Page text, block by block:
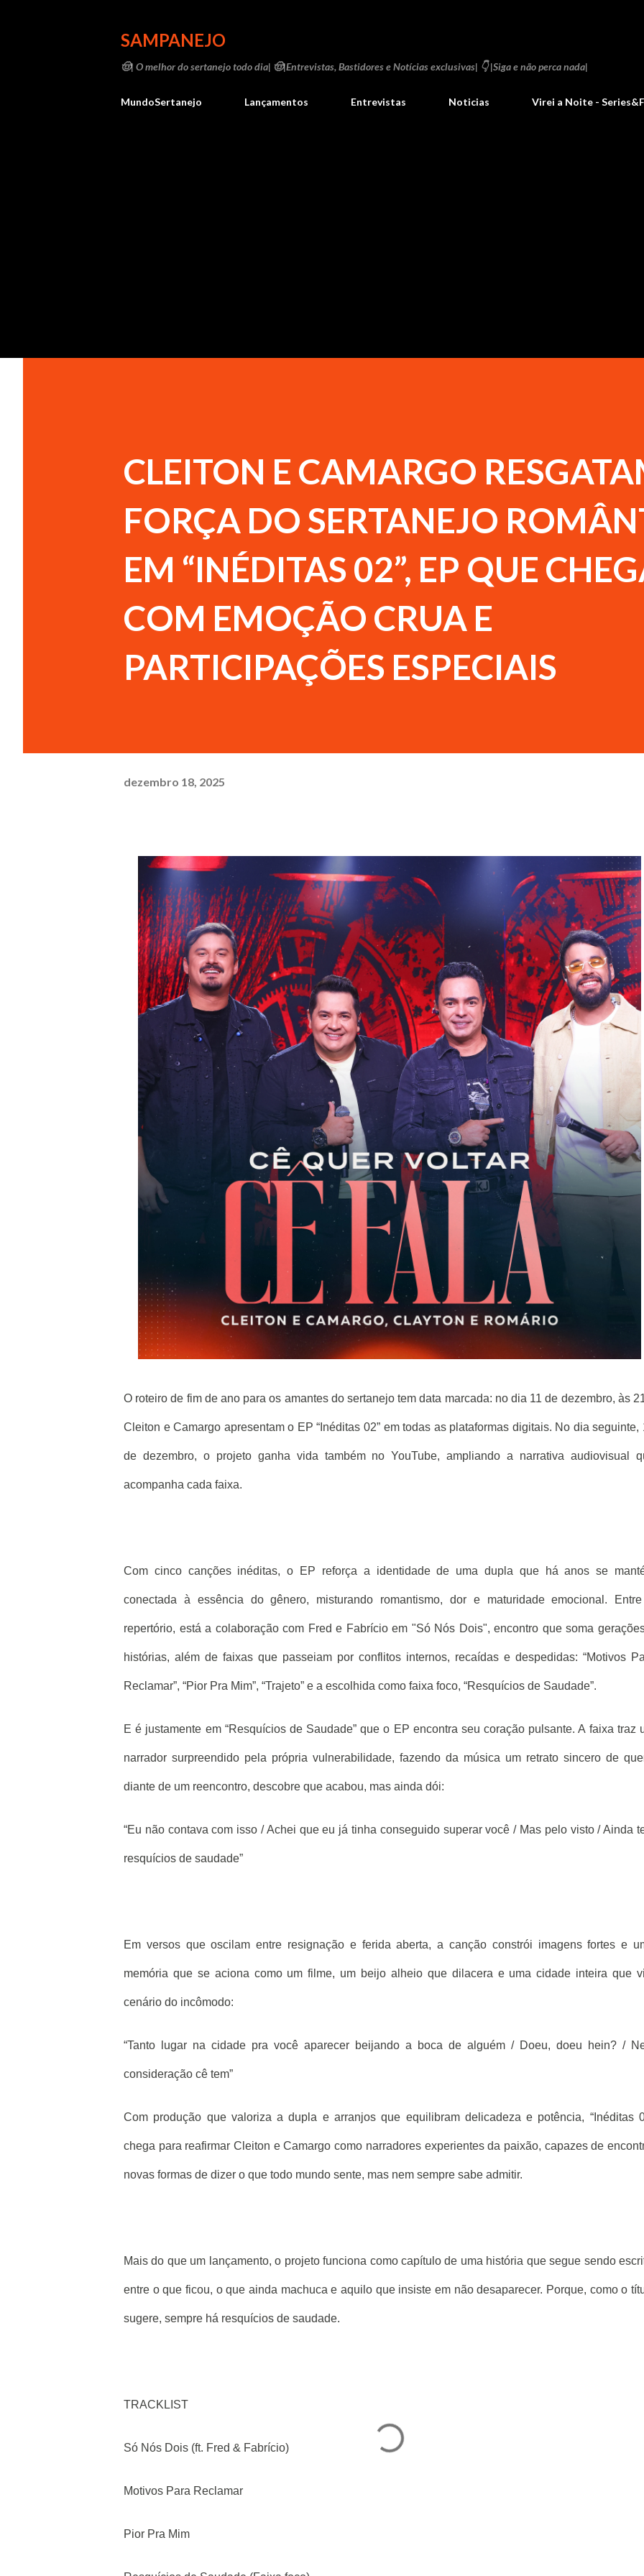
SAMPANEJO
🤠| O melhor do sertanejo todo dia| 🤠|Entrevistas, Bastidores e Notícias exclusivas| 👇 |Siga e não perca nada|
MundoSertanejo Lançamentos Entrevistas Noticias Virei a Noite -
CLEITON E CAMARGO
FORÇA DO SERTANEJO
EM “INÉDITAS 02”, EP QUE
COM EMOÇÃO CRUA E
PARTICIPAÇÕES ESPECIAIS
dezembro 18, 2025
O roteiro de fim de ano para os amantes do sertanejo tem data marcada: no dia 11 de dezembro, às
Cleiton e Camargo apresentam o EP “Inéditas 02” em todas as plataformas digitais. No dia seguinte,
de dezembro, o projeto ganha vida também no YouTube, ampliando a narrativa audiovisual
acompanha cada faixa.
Com cinco canções inéditas, o EP reforça a identidade de uma dupla que há anos se
conectada à essência do gênero, misturando romantismo, dor e maturidade emocional.
repertório, está a colaboração com Fred e Fabrício em "Só Nós Dois", encontro que soma
histórias, além de faixas que passeiam por conflitos internos, recaídas e despedidas: “Motivos
Reclamar”, “Pior Pra Mim”, “Trajeto” e a escolhida como faixa foco, “Resquícios de Saudade”.
E é justamente em “Resquícios de Saudade” que o EP encontra seu coração pulsante. A faixa traz
narrador surpreendido pela própria vulnerabilidade, fazendo da música um retrato sincero de
diante de um reencontro, descobre que acabou, mas ainda dói:
“Eu não contava com isso / Achei que eu já tinha conseguido superar você / Mas pelo visto / Ainda
resquícios de saudade”
Em versos que oscilam entre resignação e ferida aberta, a canção constrói imagens fortes e
memória que se aciona como um filme, um beijo alheio que dilacera e uma cidade inteira que
cenário do incômodo:
“Tanto lugar na cidade pra você aparecer beijando a boca de alguém / Doeu, doeu hein? /
consideração cê tem”
Com produção que valoriza a dupla e arranjos que equilibram delicadeza e potência, “Inéditas
chega para reafirmar Cleiton e Camargo como narradores experientes da paixão, capazes de
novas formas de dizer o que todo mundo sente, mas nem sempre sabe admitir.
Mais do que um lançamento, o projeto funciona como capítulo de uma história que segue sendo
entre o que ficou, o que ainda machuca e aquilo que insiste em não desaparecer. Porque, como o
sugere, sempre há resquícios de saudade.
TRACKLIST
Só Nós Dois (ft. Fred & Fabrício)
Motivos Para Reclamar
Pior Pra Mim